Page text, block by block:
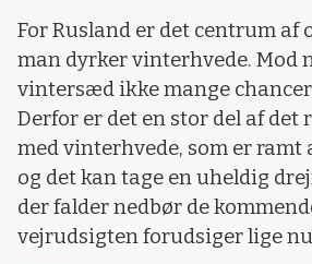
For Rusland er det centrum af
man dyrker vinterhvede. Mod
vintersæd ikke mange
Derfor er det en stor del af det
med vinterhvede, som er ramt
og det kan tage en uheldig
der falder nedbør de
vejrudsigten forudsiger lige